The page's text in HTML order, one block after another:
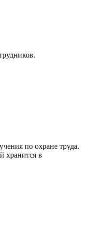
по охране труда.
хранится в